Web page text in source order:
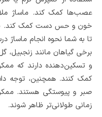
عصب‌ها کمک کند. ماساژ
خون و حس دست کمک کند.
تا به شما نحوه انجام ماساژ
برخی گیاهان مانند زنجبیل،
و تسکین‌دهنده دارند که
کمک کنند. همچنین، توجه
صبر و پیوستگی هستند.
زمانی طولانی‌تر ظاهر شوند.